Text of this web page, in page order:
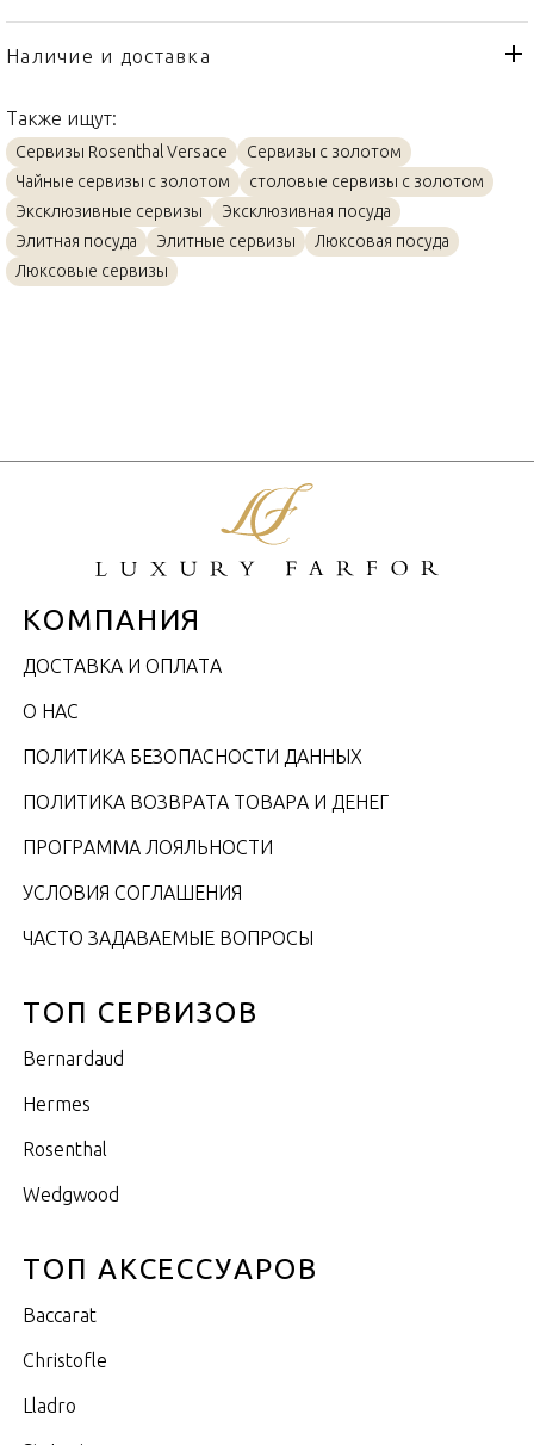
Тип товара
Чашка
Бренд
Страна производителя
Материал
Золото, Фарфор
Объем / Размер
0,1л
Наличие и доставка
Также ищут:
Сервизы Rosenthal Versace
Сервизы с золотом
Чайные сервизы с золотом
столовые сервизы с золотом
Эксклюзивные сервизы
Эксклюзивная посуда
Элитная посуда
Элитные сервизы
Люксовая посуда
Люксовые сервизы
КОМПАНИЯ
ДОСТАВКА И ОПЛАТА
О НАС
ПОЛИТИКА БЕЗОПАСНОСТИ ДАННЫХ
ПОЛИТИКА ВОЗВРАТА ТОВАРА И ДЕНЕГ
ПРОГРАММА ЛОЯЛЬНОСТИ
УСЛОВИЯ СОГЛАШЕНИЯ
ЧАСТО ЗАДАВАЕМЫЕ ВОПРОСЫ
ТОП СЕРВИЗОВ
Bernardaud
Hermes
Rosenthal
Wedgwood
ТОП АКСЕССУАРОВ
Baccarat
Christofle
Lladro